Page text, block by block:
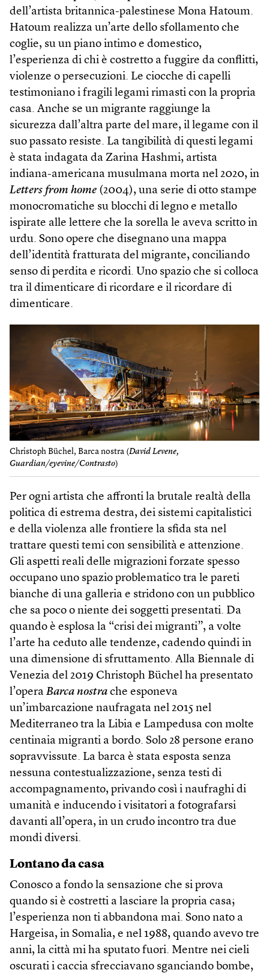
dell’artista britannica-palestinese Mona Hatoum.
Hatoum realizza un’arte dello sfollamento che
coglie, su un piano intimo e domestico,
l’esperienza di chi è costretto a fuggire da conflitti,
violenze o persecuzioni. Le ciocche di capelli
testimoniano i fragili legami rimasti con la propria
casa. Anche se un migrante raggiunge la
sicurezza dall’altra parte del mare, il legame con il
suo passato resiste. La tangibilità di questi legami
è stata indagata da Zarina Hashmi, artista
indiana-americana musulmana morta nel 2020, in
Letters from home (2004), una serie di otto stampe
monocromatiche su blocchi di legno e metallo
ispirate alle lettere che la sorella le aveva scritto in
urdu. Sono opere che disegnano una mappa
dell’identità fratturata del migrante, conciliando
senso di perdita e ricordi. Uno spazio che si colloca
tra il dimenticare di ricordare e il ricordare di
dimenticare.
Christoph Büchel, Barca nostra (David Levene,
Guardian/eyevine/Contrasto)
Per ogni artista che affronti la brutale realtà della
politica di estrema destra, dei sistemi capitalistici
e della violenza alle frontiere la sfida sta nel
trattare questi temi con sensibilità e attenzione.
Gli aspetti reali delle migrazioni forzate spesso
occupano uno spazio problematico tra le pareti
bianche di una galleria e stridono con un pubblico
che sa poco o niente dei soggetti presentati. Da
quando è esplosa la “crisi dei migranti”, a volte
l’arte ha ceduto alle tendenze, cadendo quindi in
una dimensione di sfruttamento. Alla Biennale di
Venezia del 2019 Christoph Büchel ha presentato
l’opera Barca nostra che esponeva
un’imbarcazione naufragata nel 2015 nel
Mediterraneo tra la Libia e Lampedusa con molte
centinaia migranti a bordo. Solo 28 persone erano
sopravvissute. La barca è stata esposta senza
nessuna contestualizzazione, senza testi di
accompagnamento, privando così i naufraghi di
umanità e inducendo i visitatori a fotografarsi
davanti all’opera, in un crudo incontro tra due
mondi diversi.
Lontano da casa
Conosco a fondo la sensazione che si prova
quando si è costretti a lasciare la propria casa;
l’esperienza non ti abbandona mai. Sono nato a
Hargeisa, in Somalia, e nel 1988, quando avevo tre
anni, la città mi ha sputato fuori. Mentre nei cieli
oscurati i caccia sfrecciavano sganciando bombe,